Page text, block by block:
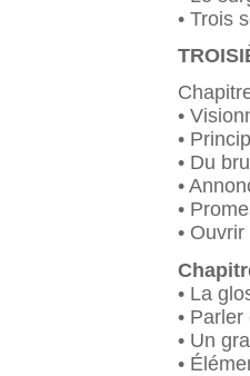
• Trois
•
•
• Du
•
•
•
• La
•
• Un
•